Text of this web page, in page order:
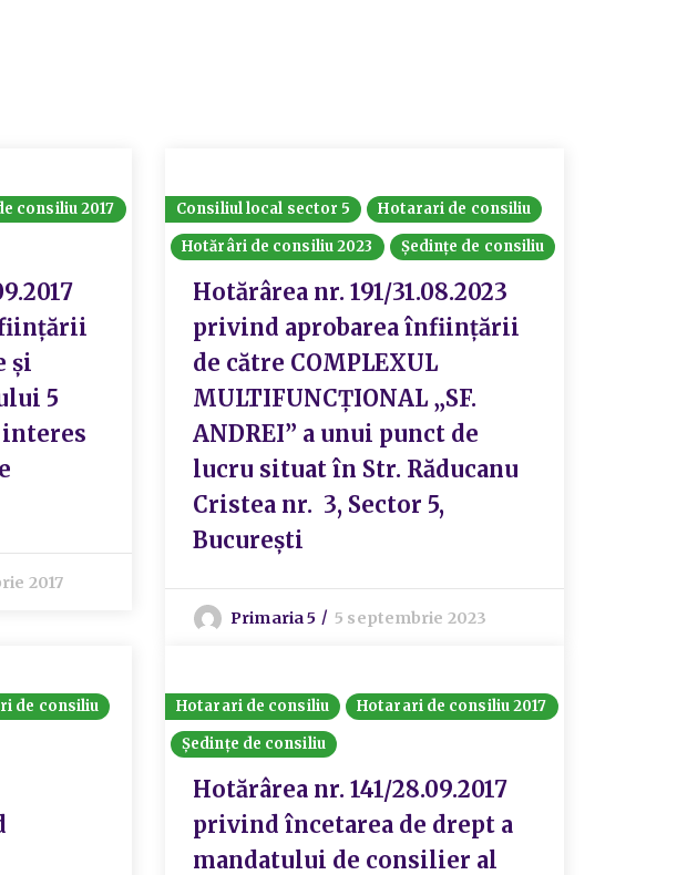
consiliu 2017
și
5
2017
Consiliul local sector 5
Hotarari de consiliu
Hotărâri de consiliu 2023
Ședințe de consiliu
Hotărârea nr. 191/31.08.2023
privind aprobarea înființării
de către COMPLEXUL
MULTIFUNCȚIONAL „SF.
ANDREI” a unui punct de
lucru situat în Str. Răducanu
Cristea nr. 3, Sector 5,
București
Primaria 5 5 septembrie 2023
de consiliu
Hotarari de consiliu
Hotarari de consiliu 2017
Ședințe de consiliu
Hotărârea nr. 141/28.09.2017
privind încetarea de drept a
mandatului de consilier al